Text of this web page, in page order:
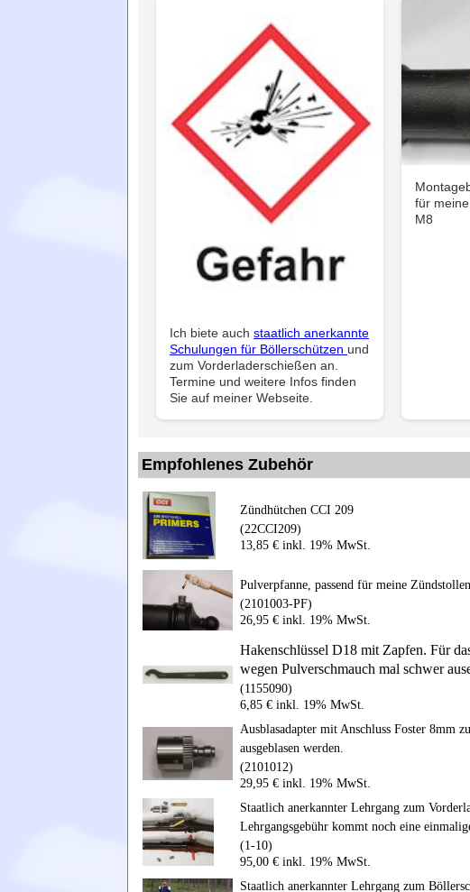
Ich biete auch staatlich anerkannte
Schulungen für Böllerschützen und
zum Vorderladerschießen an.
Termine und weitere Infos finden
Sie auf meiner Webseite.
für
M8
Empfohlenes Zubehör
Zündhütchen CCI 209
(22CCI209)
13,85 € inkl. 19% MwSt.
Pulverpfanne, passend für meine
(2101003-PF)
26,95 € inkl. 19% MwSt.
Hakenschlüssel D18 mit Zapfen. Für
wegen Pulverschmauch mal schwer
(1155090)
6,85 € inkl. 19% MwSt.
Ausblasadapter mit Anschluss Foster 8mm
ausgeblasen werden.
(2101012)
29,95 € inkl. 19% MwSt.
Staatlich anerkannter Lehrgang zum
Lehrgangsgebühr kommt noch eine
(1-10)
95,00 € inkl. 19% MwSt.
Staatlich anerkannter Lehrgang zum